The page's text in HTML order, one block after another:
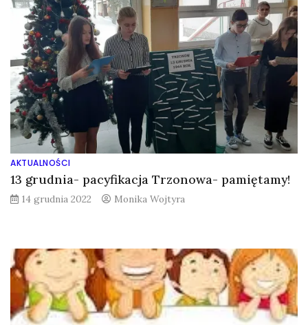
AKTUALNOŚCI
13 grudnia- pacyfikacja Trzonowa- pamiętamy!
14 grudnia 2022 Monika Wojtyra